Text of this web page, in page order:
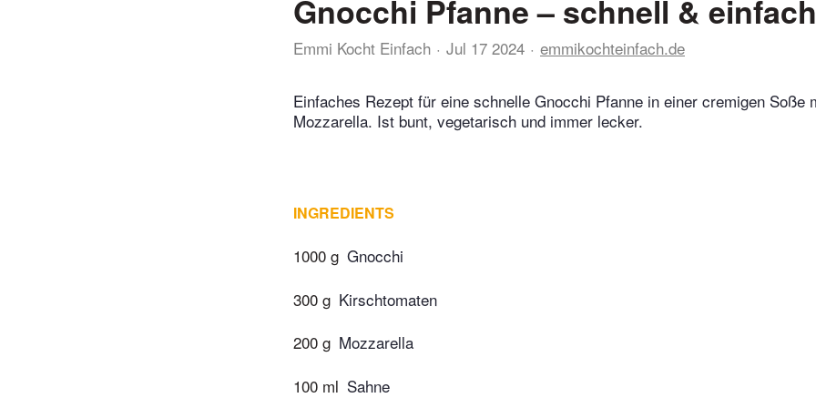
Gnocchi Pfanne – schnell & einfach
Emmi Kocht Einfach Jul 17 2024 emmikochteinfach.de
Einfaches Rezept für eine schnelle Gnocchi Pfanne in einer cremigen Soße
Mozzarella. Ist bunt, vegetarisch und immer lecker.
INGREDIENTS
1000 g Gnocchi
300 g Kirschtomaten
200 g Mozzarella
100 ml Sahne